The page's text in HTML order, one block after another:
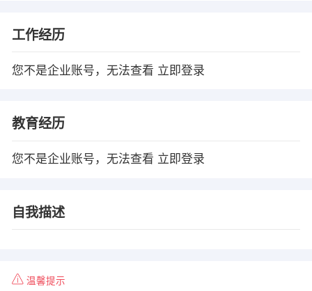
工作经历
您不是企业账号，无法查看 立即登录
教育经历
您不是企业账号，无法查看 立即登录
自我描述
温馨提示